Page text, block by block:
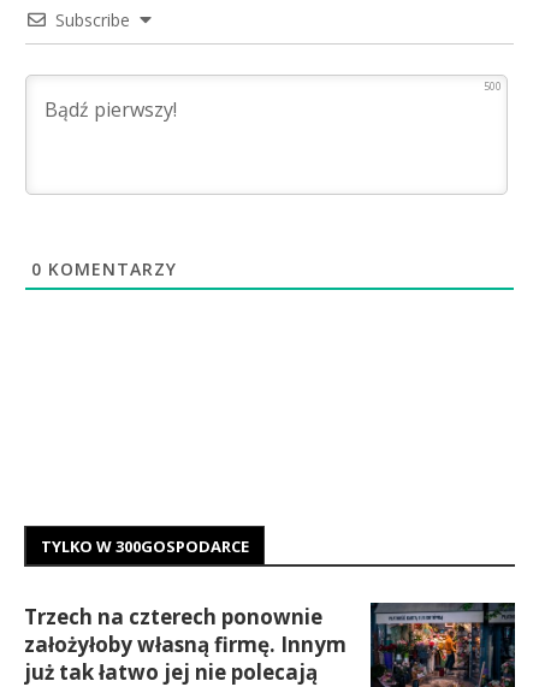
Subscribe
500
0 KOMENTARZY
TYLKO W 300GOSPODARCE
Trzech na czterech ponownie
założyłoby własną firmę. Innym
już tak łatwo jej nie polecają